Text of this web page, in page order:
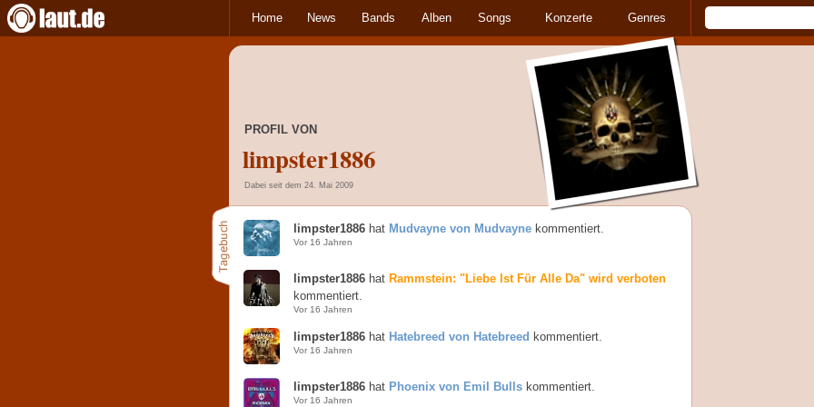
Home News Bands Alben Songs Konzerte Genres
PROFIL VON
limpster1886
Dabei seit dem 24. Mai 2009
limpster1886 hat Mudvayne von Mudvayne kommentiert.
Vor 16 Jahren
limpster1886 hat Rammstein: "Liebe Ist Für Alle Da" wird verboten
kommentiert.
Vor 16 Jahren
limpster1886 hat Hatebreed von Hatebreed kommentiert.
Vor 16 Jahren
limpster1886 hat Phoenix von Emil Bulls kommentiert.
Vor 16 Jahren